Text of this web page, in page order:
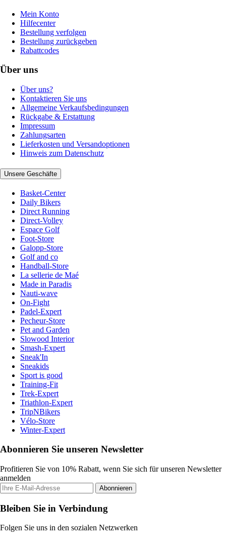
Mein Konto
Hilfecenter
Bestellung verfolgen
Bestellung zurückgeben
Rabattcodes
Über uns
Über uns?
Kontaktieren Sie uns
Allgemeine Verkaufsbedingungen
Rückgabe & Erstattung
Impressum
Zahlungsarten
Lieferkosten und Versandoptionen
Hinweis zum Datenschutz
Unsere Geschäfte
Basket-Center
Daily Bikers
Direct Running
Direct-Volley
Espace Golf
Foot-Store
Galopp-Store
Golf and co
Handball-Store
La sellerie de Maé
Made in Paradis
Nauti-wave
On-Fight
Padel-Expert
Pecheur-Store
Pet and Garden
Slowood Interior
Smash-Expert
Sneak'In
Sneakids
Sport is good
Training-Fit
Trek-Expert
Triathlon-Expert
TripNBikers
Vélo-Store
Winter-Expert
Abonnieren Sie unseren Newsletter
Profitieren Sie von 10% Rabatt, wenn Sie sich für unseren Newsletter
anmelden
Abonnieren
Bleiben Sie in Verbindung
Folgen Sie uns in den sozialen Netzwerken